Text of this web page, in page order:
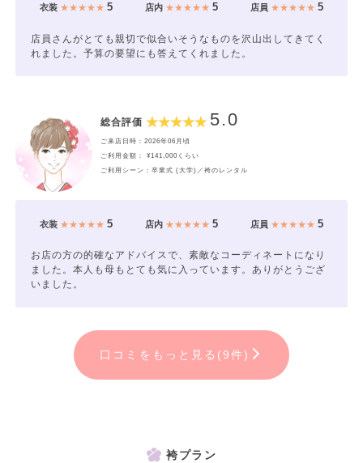
衣装★★★★★ 5 店内★★★★★ 5 店員 ★★★★★5
店員さんがとても親切で似合いそうなものを沢山出してきてく
れました。予算の要望にも答えてくれました。
総合評価 5.0
ご来店日時：2026年06月頃
ご利用金額： ¥141,000くらい
ご利用シーン：卒業式 (大学)／袴のレンタル
衣装★★★★★ 5 店内★★★★★ 5 店員 ★★★★★5
お店の方の的確なアドバイスで、素敵なコーディネートになり
ました。本人も母もとても気に入っています。ありがとうござ
いました。
口コミをもっと見る(9件)
袴プラン